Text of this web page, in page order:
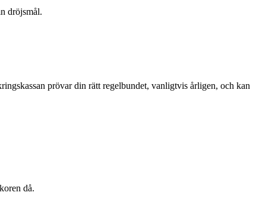
dröjsmål.
prövar din rätt regelbundet, vanligtvis årligen, och kan
då.